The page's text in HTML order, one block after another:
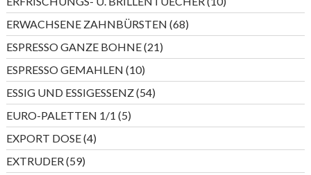
Produkte
ERWACHSENE ZAHNBÜRSTEN 6868
Produkte
ESPRESSO GANZE BOHNE 2121
Produkte
ESPRESSO GEMAHLEN 1010
Produkte
ESSIG UND ESSIGESSENZ 5454
Produkte
EURO-PALETTEN 1/1 55
Produkte
EXPORT DOSE 44
Produkte
EXTRUDER 5959